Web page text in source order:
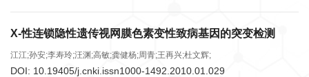
X-性连锁隐性遗传视网膜色素变性致病基因的突变检测
江江;孙安;李寿玲;汪渊;高敏;龚健杨;周青;王再兴;杜文辉;
DOI: 10.19405/j.cnki.issn1000-1492.2010.01.029